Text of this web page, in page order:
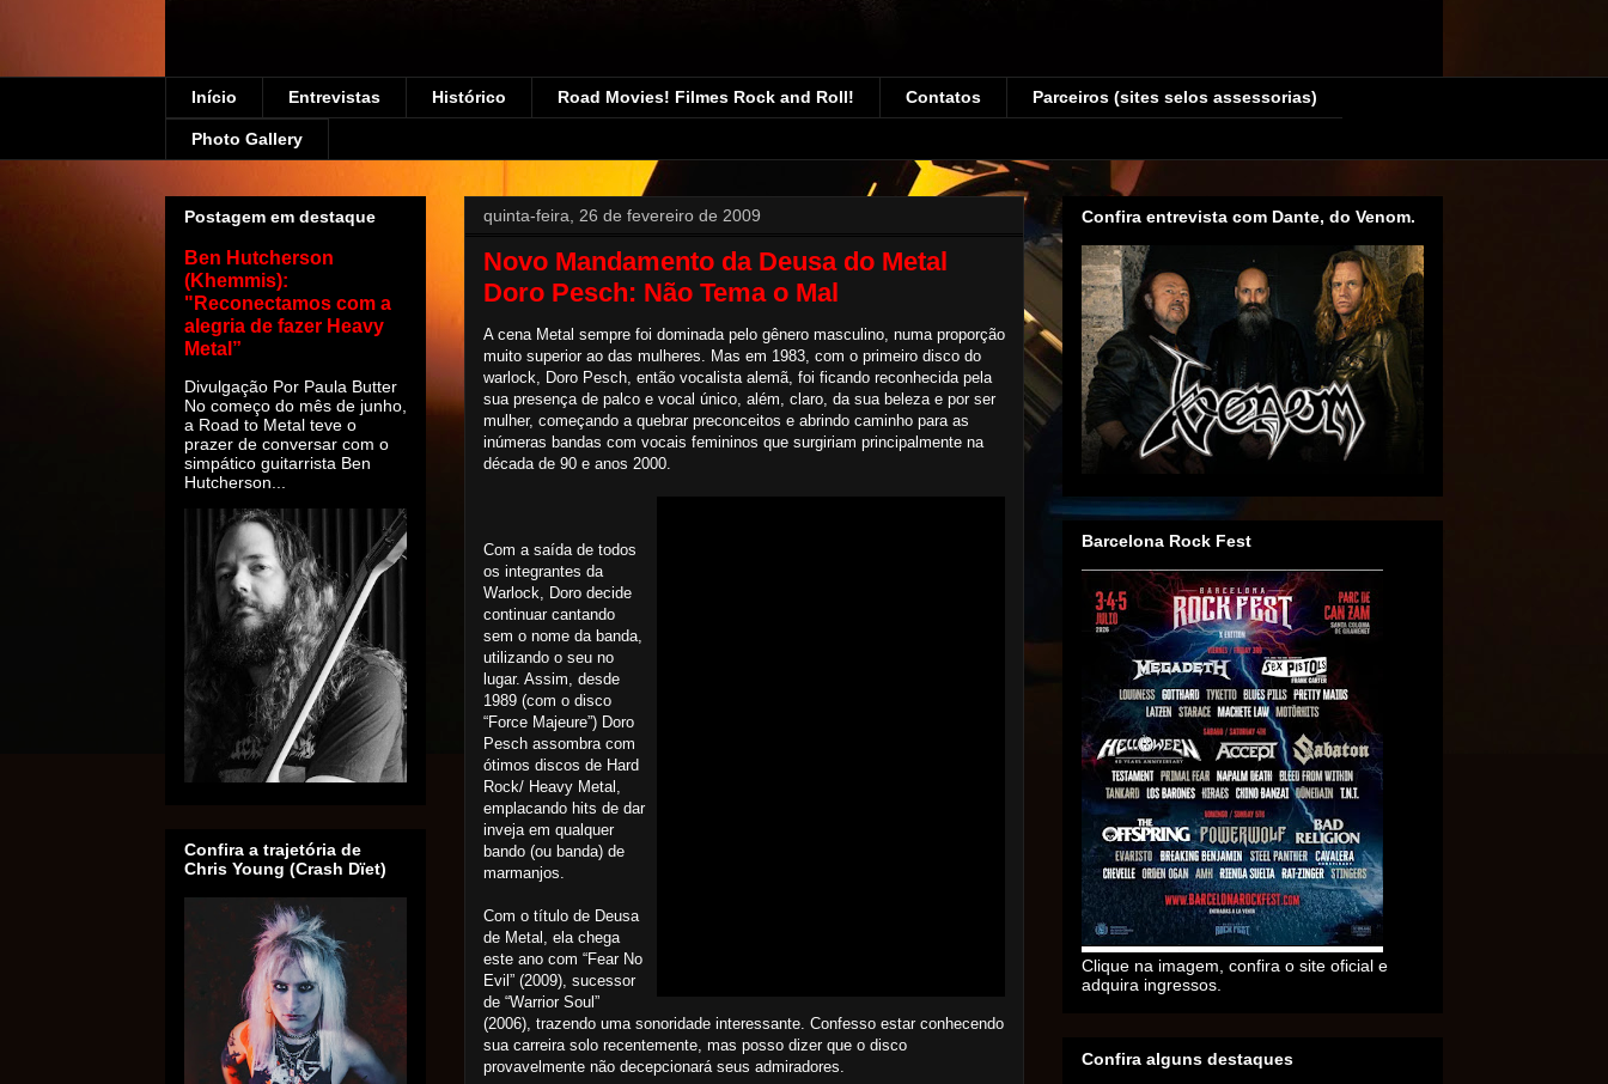
Início Entrevistas Histórico Road Movies! Filmes Rock and Roll! Contatos Parceiros (sites selos assessorias)
Photo Gallery
quinta-feira, 26 de fevereiro de 2009
Novo Mandamento da Deusa do Metal
Doro Pesch: Não Tema o Mal
A cena Metal sempre foi dominada pelo gênero masculino, numa proporção
muito superior ao das mulheres. Mas em 1983, com o primeiro disco do
warlock, Doro Pesch, então vocalista alemã, foi ficando reconhecida pela
sua presença de palco e vocal único, além, claro, da sua beleza e por ser
mulher, começando a quebrar preconceitos e abrindo caminho para as
inúmeras bandas com vocais femininos que surgiriam principalmente na
década de 90 e anos 2000.
Com a saída de todos
os integrantes da
Warlock, Doro decide
continuar cantando
sem o nome da banda,
utilizando o seu no
lugar. Assim, desde
1989 (com o disco
“Force Majeure”) Doro
Pesch assombra com
ótimos discos de Hard
Rock/ Heavy Metal,
emplacando hits de dar
inveja em qualquer
bando (ou banda) de
marmanjos.
Com o título de Deusa
de Metal, ela chega
este ano com “Fear No
Evil” (2009), sucessor
de “Warrior Soul”
(2006), trazendo uma sonoridade interessante. Confesso estar conhecendo
sua carreira solo recentemente, mas posso dizer que o disco
provavelmente não decepcionará seus admiradores.
Postagem em destaque
Ben Hutcherson
(Khemmis):
"Reconectamos com a
alegria de fazer Heavy
Metal”
Divulgação Por Paula Butter
No começo do mês de junho,
a Road to Metal teve o
prazer de conversar com o
simpático guitarrista Ben
Hutcherson...
Confira a trajetória de
Chris Young (Crash Dïet)
Confira entrevista com Dante, do Venom.
Barcelona Rock Fest
Clique na imagem, confira o site oficial e
adquira ingressos.
Confira alguns destaques